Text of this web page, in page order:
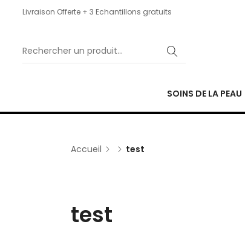
Livraison Offerte + 3 Echantillons gratuits
SOINS DE LA PEAU
Accueil test
test